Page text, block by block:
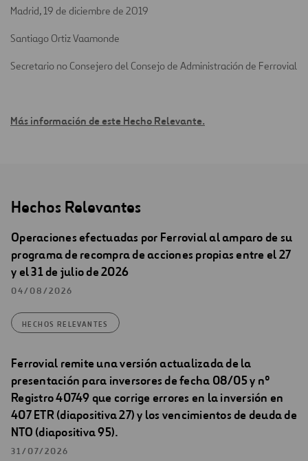
Madrid, 19 de diciembre de 2019
Santiago Ortiz Vaamonde
Secretario no Consejero del Consejo de Administración de Ferrovial
Más información de este Hecho Relevante.
Hechos Relevantes
Operaciones efectuadas por Ferrovial al amparo de su
programa de recompra de acciones propias entre el 27
y el 31 de julio de 2026
04/08/2026
HECHOS RELEVANTES
Ferrovial remite una versión actualizada de la
presentación para inversores de fecha 08/05 y nº
Registro 40749 que corrige errores en la inversión en
407 ETR (diapositiva 27) y los vencimientos de deuda de
NTO (diapositiva 95).
31/07/2026